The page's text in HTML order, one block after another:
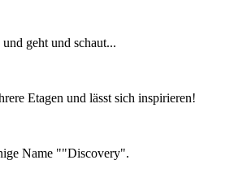
geht und schaut...
Etagen und lässt sich inspirieren!
Name ""Discovery".